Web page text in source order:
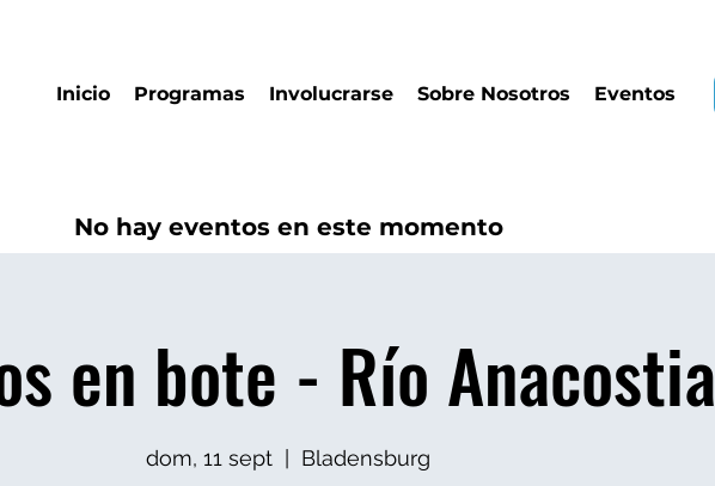
Inicio Programas Involucrarse Sobre Nosotros Eventos
No hay eventos en este momento
en bote - Río Anacostia
dom, 11 sept Bladensburg